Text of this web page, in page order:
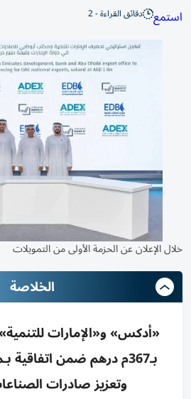
استمع دقائق القراءة - 2
خلال الإعلان عن الحزمة الأولى من التمويلات
الخلاصة
بـ367م درهم ضمن اتفاقية
وتعزيز صادرات